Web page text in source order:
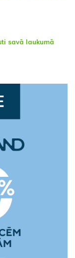
savā laukumā